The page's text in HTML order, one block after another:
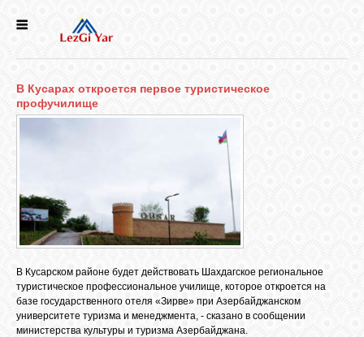
СЕЛА
КУЛЬТУРА
ГОЛОС
НАРОДЫ
В Кусарах откроется первое туристическое
профучилище
В Кусарском районе будет действовать Шахдагское региональное
туристическое профессиональное училище, которое откроется на
базе государственного отеля «Зирве» при Азербайджанском
университете туризма и менеджмента, - сказано в сообщении
министерства культуры и туризма Азербайджана.